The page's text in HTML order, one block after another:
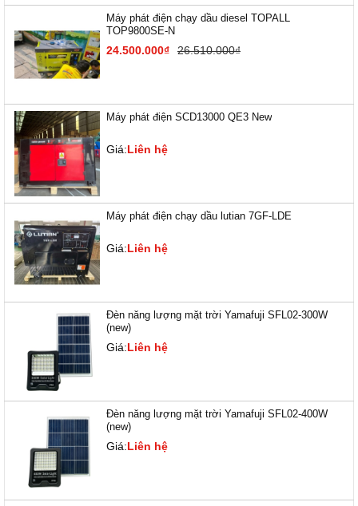
Máy phát điện chạy dầu diesel TOPALL
TOP9800SE-N
24.500.000₫ 26.510.000₫
Máy phát điện SCD13000 QE3 New
Giá:Liên hệ
Máy phát điện chạy dầu lutian 7GF-LDE
Giá:Liên hệ
Đèn năng lượng mặt trời Yamafuji SFL02-300W
(new)
Giá:Liên hệ
Đèn năng lượng mặt trời Yamafuji SFL02-400W
(new)
Giá:Liên hệ